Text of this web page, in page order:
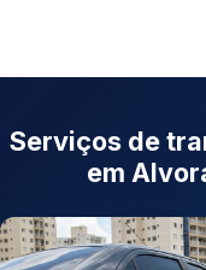
Serviços de
em